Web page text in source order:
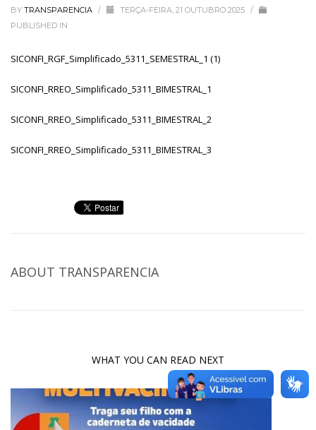
BY TRANSPARENCIA / TERÇA-FEIRA, 21 OUTUBRO 2025 /
PUBLISHED IN
SICONFI_RGF_Simplificado_5311_SEMESTRAL_1 (1)
SICONFI_RREO_Simplificado_5311_BIMESTRAL_1
SICONFI_RREO_Simplificado_5311_BIMESTRAL_2
SICONFI_RREO_Simplificado_5311_BIMESTRAL_3
ABOUT TRANSPARENCIA
WHAT YOU CAN READ NEXT